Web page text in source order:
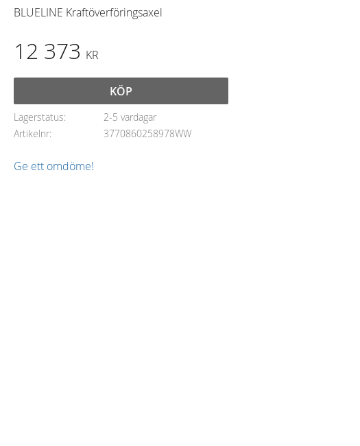
BLUELINE Kraftöverföringsaxel
12 373 KR
KÖP
Lagerstatus
2-5 vardagar
Artikelnr
3770860258978WW
Ge ett omdöme!